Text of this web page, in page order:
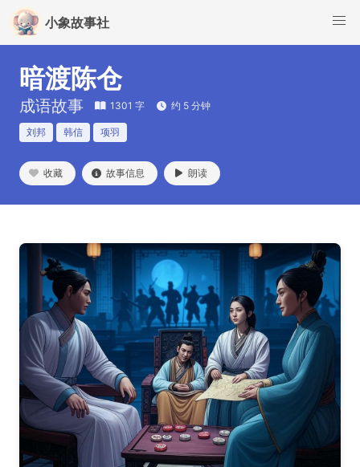
小象故事社
暗渡陈仓
成语故事 1301 字 约 5 分钟
刘邦 韩信 项羽
收藏 故事信息 朗读